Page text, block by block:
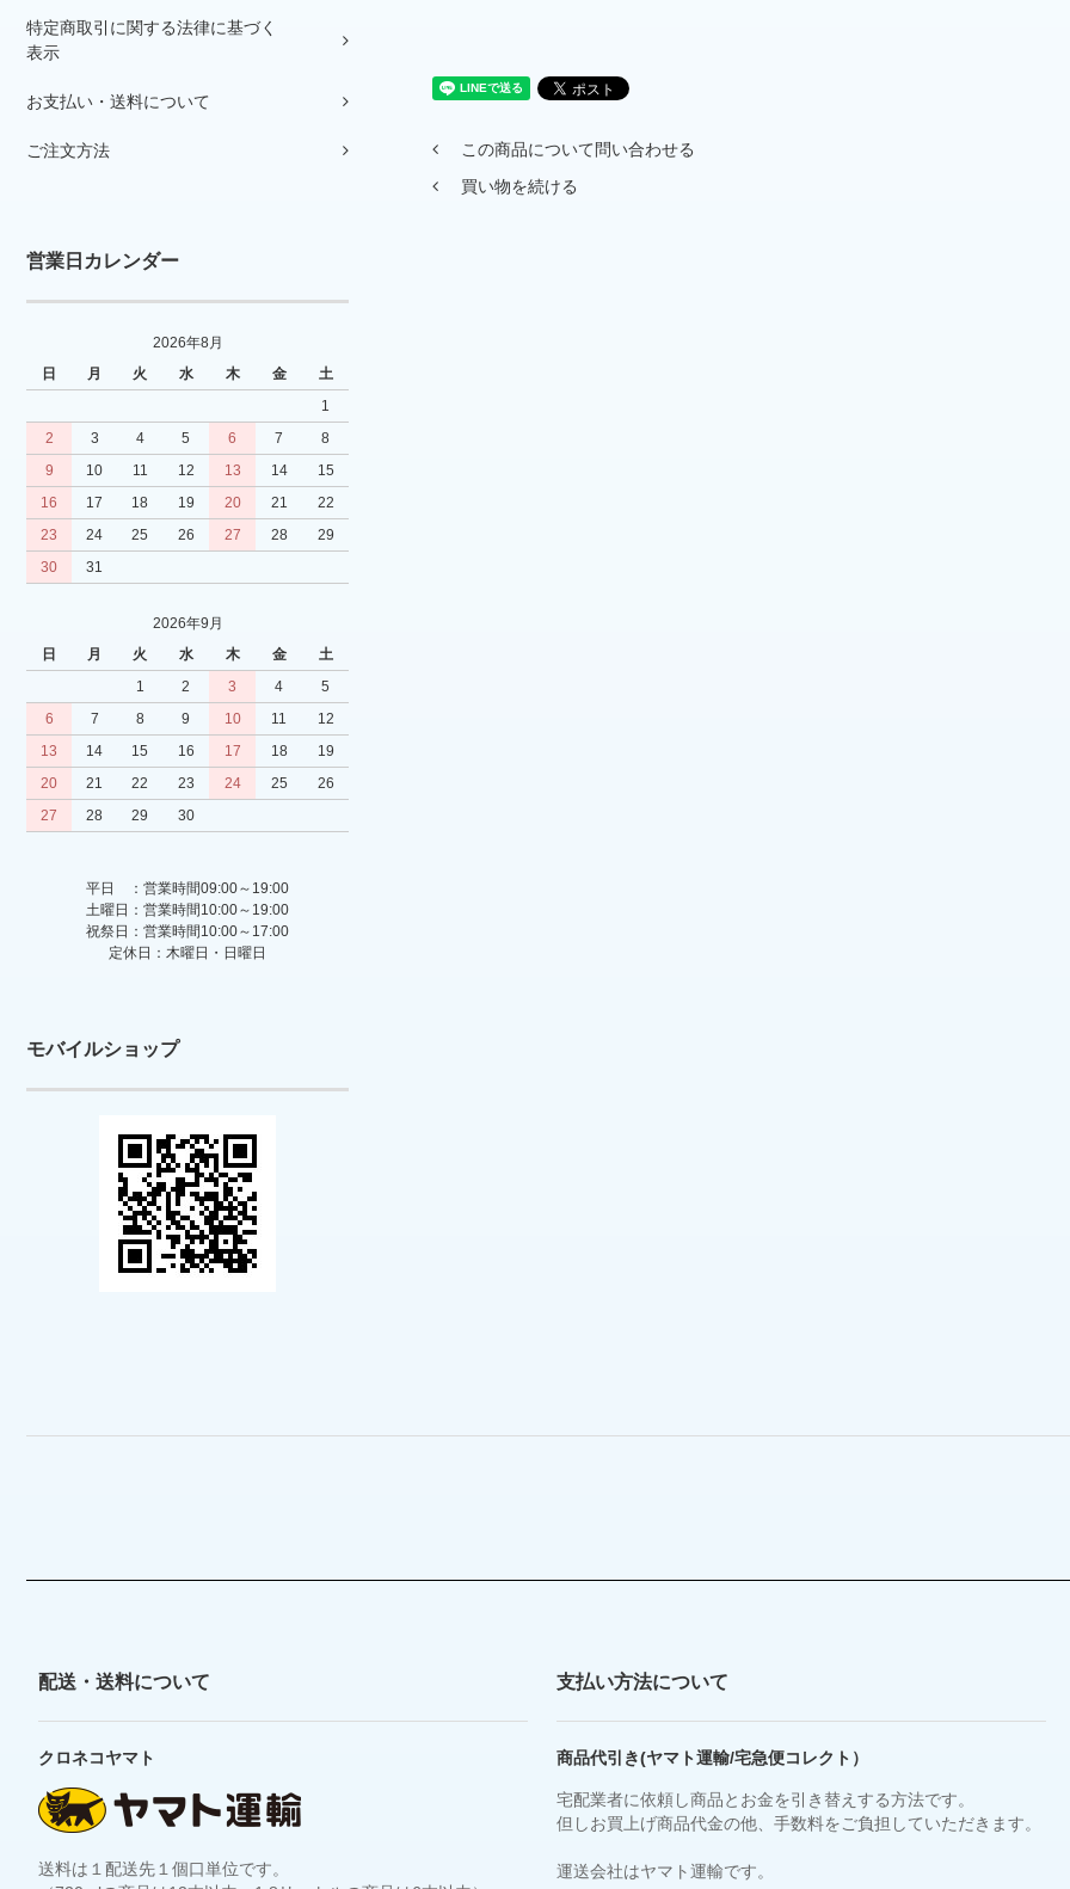
特定商取引に関する法律に基づく
表示
お支払い・送料について
ご注文方法
営業日カレンダー
2026年8月
日
月 火 水 木 金
土
1
2
3 4 5 6 7
8
9
10 11 12 13 14
15
16
17 18 19 20 21
22
23
24 25 26 27 28
29
30
31
2026年9月
日
月 火 水 木 金
土
1
2 3 4
5
6
7 8 9 10 11
12
13
14 15 16 17 18
19
20
21 22 23 24 25
26
27
28 29 30
平日 ：営業時間09:00～19:00
土曜日：営業時間10:00～19:00
祝祭日：営業時間10:00～17:00
定休日：木曜日・日曜日
モバイルショップ
この商品について問い合わせる
買い物を続ける
配送・送料について
クロネコヤマト
送料は１配送先１個口単位です。
支払い方法について
商品代引き(ヤマト運輸/宅急便コレクト）
宅配業者に依頼し商品とお金を引き替えする方法です。
但しお買上げ商品代金の他、手数料をご負担していただきます。
運送会社はヤマト運輸です。